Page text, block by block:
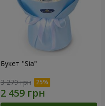
Букет "Sia"
3 279 грн